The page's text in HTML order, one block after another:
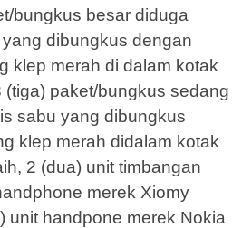
bungkus besar diduga
dibungkus dengan
klep merah di dalam kotak
(tiga) paket/bungkus sedang
sabu yang dibungkus
klep merah didalam kotak
2 (dua) unit timbangan
merek Xiomy
unit handpone merek Nokia